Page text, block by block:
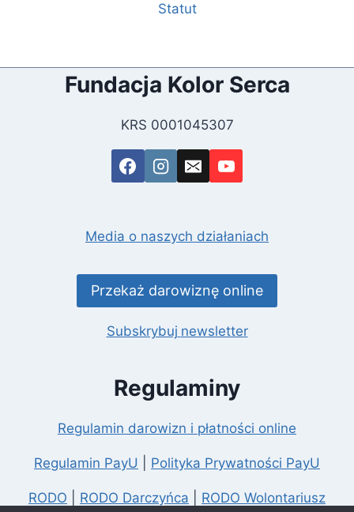
Statut
Fundacja Kolor Serca
KRS 0001045307
Media o naszych działaniach
Przekaż darowiznę online
Subskrybuj newsletter
Regulaminy
Regulamin darowizn i płatności online
Regulamin PayU Polityka Prywatności PayU
RODO RODO Darczyńca RODO Wolontariusz